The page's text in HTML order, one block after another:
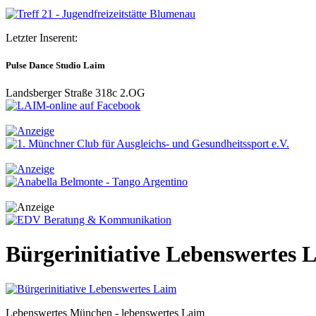
Letzter Inserent:
Pulse Dance Studio Laim
Landsberger Straße 318c 2.OG
Bürgerinitiative Lebenswertes
Lebenswertes München - lebenswertes Laim